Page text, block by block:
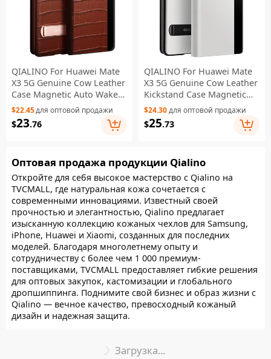
QIALINO For Huawei Mate
X3 5G Genuine Cow Leather
Case Magnetic Auto Wake /
Sleep Anti-Drop Phone
Cover with Kickstand -
Brown
$22.45для оптовой продажи
$23.76
QIALINO For Huawei Mate
X3 5G Genuine Cow Leather
Kickstand Case Magnetic
Auto Wake / Sleep
Shockproof Phone Cover -
White
$24.30для оптовой продажи
$25.73
Оптовая продажа продукции Qialino
Откройте для себя высокое мастерство с Qialino на
TVCMALL, где натуральная кожа сочетается с
современными инновациями. Известный своей
прочностью и элегантностью, Qialino предлагает
изысканную коллекцию кожаных чехлов для Samsung,
iPhone, Huawei и Xiaomi, созданных для последних
моделей. Благодаря многолетнему опыту и
сотрудничеству с более чем 1 000 премиум-
поставщиками, TVCMALL предоставляет гибкие решения
для оптовых закупок, кастомизации и глобального
дропшиппинга. Поднимите свой бизнес и образ жизни с
Qialino — вечное качество, превосходный кожаный
дизайн и надежная защита.
Загрузка...